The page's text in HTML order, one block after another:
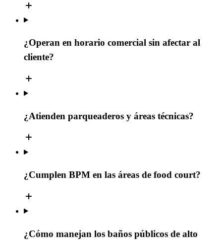
¿Operan en horario comercial sin afectar al
cliente?
¿Atienden parqueaderos y áreas técnicas?
¿Cumplen BPM en las áreas de food court?
¿Cómo manejan los baños públicos de alto